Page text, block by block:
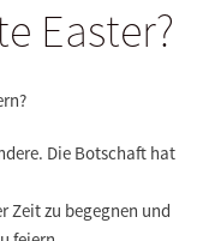
Easter?
. Die Botschaft hat
Zeit zu begegnen und